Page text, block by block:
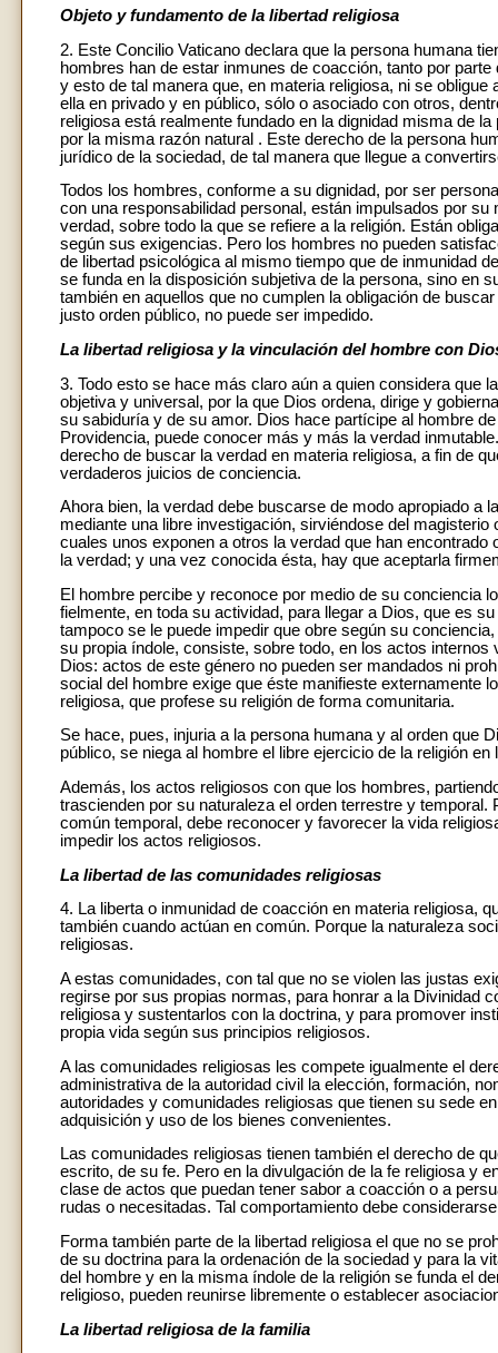
Objeto y fundamento de la libertad religiosa
2. Este Concilio Vaticano declara que la persona humana
hombres han de estar inmunes de coacción, tanto por
y esto de tal manera que, en materia religiosa, ni se
ella en privado y en público, sólo o asociado con otros,
religiosa está realmente fundado en la dignidad misma de
por la misma razón natural . Este derecho de la persona
jurídico de la sociedad, de tal manera que llegue a
Todos los hombres, conforme a su dignidad, por ser
con una responsabilidad personal, están impulsados por
verdad, sobre todo la que se refiere a la religión. Están
según sus exigencias. Pero los hombres no pueden
de libertad psicológica al mismo tiempo que de inmunidad
se funda en la disposición subjetiva de la persona, sino en
también en aquellos que no cumplen la obligación de
justo orden público, no puede ser impedido.
La libertad religiosa y la vinculación del hombre con
3. Todo esto se hace más claro aún a quien considera que
objetiva y universal, por la que Dios ordena, dirige y
su sabiduría y de su amor. Dios hace partícipe al hombre
Providencia, puede conocer más y más la verdad
derecho de buscar la verdad en materia religiosa, a fin de
verdaderos juicios de conciencia.
Ahora bien, la verdad debe buscarse de modo apropiado a
mediante una libre investigación, sirviéndose del
cuales unos exponen a otros la verdad que han
la verdad; y una vez conocida ésta, hay que aceptarla
El hombre percibe y reconoce por medio de su conciencia
fielmente, en toda su actividad, para llegar a Dios, que es
tampoco se le puede impedir que obre según su
su propia índole, consiste, sobre todo, en los actos
Dios: actos de este género no pueden ser mandados ni
social del hombre exige que éste manifieste externamente
religiosa, que profese su religión de forma comunitaria.
Se hace, pues, injuria a la persona humana y al orden que
público, se niega al hombre el libre ejercicio de la religión en
Además, los actos religiosos con que los hombres,
trascienden por su naturaleza el orden terrestre y
común temporal, debe reconocer y favorecer la vida
impedir los actos religiosos.
La libertad de las comunidades religiosas
4. La liberta o inmunidad de coacción en materia religiosa,
también cuando actúan en común. Porque la naturaleza
religiosas.
A estas comunidades, con tal que no se violen las justas
regirse por sus propias normas, para honrar a la Divinidad
religiosa y sustentarlos con la doctrina, y para promover
propia vida según sus principios religiosos.
A las comunidades religiosas les compete igualmente el
administrativa de la autoridad civil la elección, formación,
autoridades y comunidades religiosas que tienen su sede
adquisición y uso de los bienes convenientes.
Las comunidades religiosas tienen también el derecho de
escrito, de su fe. Pero en la divulgación de la fe religiosa y
clase de actos que puedan tener sabor a coacción o a
rudas o necesitadas. Tal comportamiento debe
Forma también parte de la libertad religiosa el que no se
de su doctrina para la ordenación de la sociedad y para la
del hombre y en la misma índole de la religión se funda el
religioso, pueden reunirse libremente o establecer
La libertad religiosa de la familia